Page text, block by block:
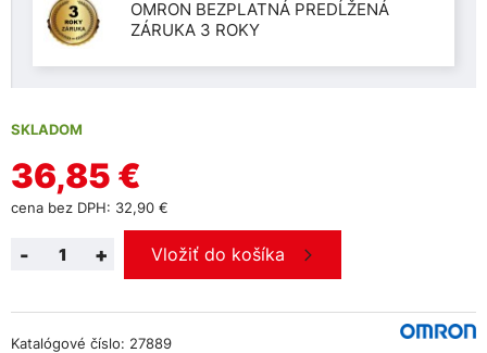
OMRON BEZPLATNÁ PREDĹŽENÁ
ZÁRUKA 3 ROKY
SKLADOM
36,85 €
cena bez DPH: 32,90 €
+
- Vložiť do košíka
Katalógové číslo: 27889